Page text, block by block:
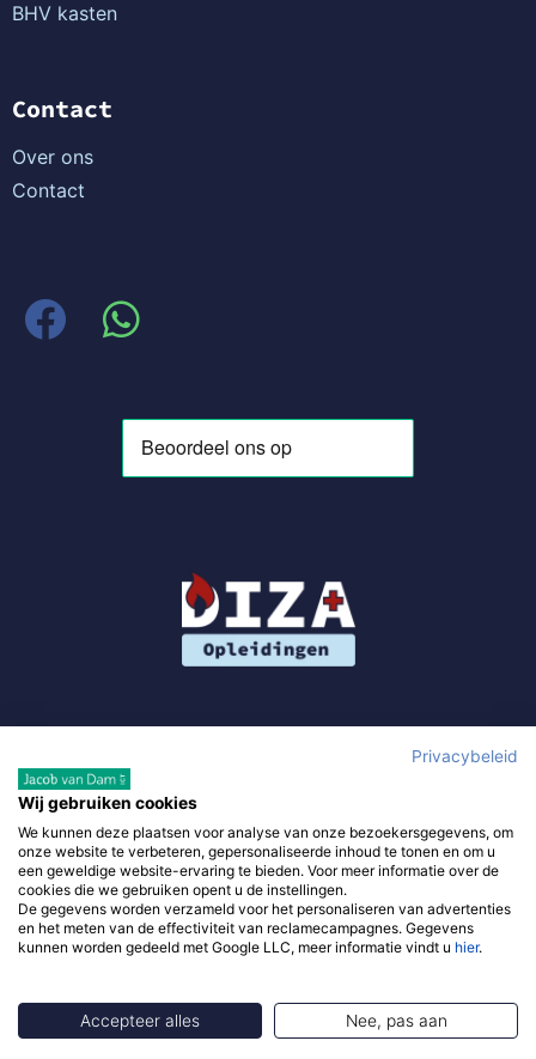
BHV kasten
Contact
Over ons
Contact
Gebruik van deze site, als onderdeel van DIZA Opleidingen,
betekent dat je dealgemene voorwaardenaccepteert en waar
van toepassing dealgemene voorwaarden van derde
verkopers. Om je zo goed mogelijk te helpen gebruikt diza-
opleidingen.nl –privacy policy.
Privacybeleid
Wij gebruiken cookies
We kunnen deze plaatsen voor analyse van onze bezoekersgegevens, om
onze website te verbeteren, gepersonaliseerde inhoud te tonen en om u
een geweldige website-ervaring te bieden. Voor meer informatie over de
cookies die we gebruiken opent u de instellingen.
De gegevens worden verzameld voor het personaliseren van advertenties
en het meten van de effectiviteit van reclamecampagnes. Gegevens
kunnen worden gedeeld met Google LLC, meer informatie vindt u hier.
Accepteer alles Nee, pas aan